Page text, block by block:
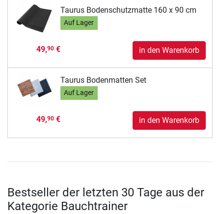
Taurus Bodenschutzmatte 160 x 90 cm
Auf Lager
49,90€ in den Warenkorb
Taurus Bodenmatten Set
Auf Lager
49,90€ in den Warenkorb
Bestseller der letzten 30 Tage aus der
Kategorie Bauchtrainer